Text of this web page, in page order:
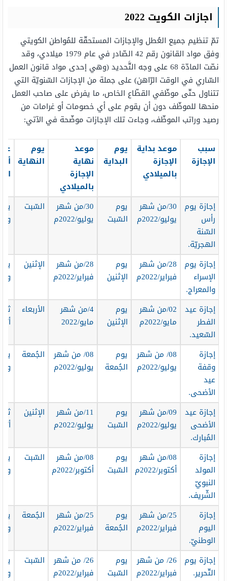
اجازات الكويت 2022
تمّ تنظيم جميع العُطل والإجازات المستحقّة للمُواطن الكويتي
وفق مواد القانون رقم 42 الصّادر في عام 1979 ميلادي، وقد
نصّت المادّة 68 على وجه التَّحديد (وهي إحدى مواد قانون العمل
السّاري في الوقت الرّاهن) على جملة من الإجازات السّنويّة التي
تتناول حتّى موظّفي القطّاع الخاص، ما يفرض على صاحب العمل
منحها للموظّف دون أن يقوم على أي خصومات أو غرامات من
رصيد وراتب الموظّف، وجاءت تلك الإجازات موضّحة في الآتي:
سبب
الإجازة
موعد بداية
الإجازة
بالميلادي
يوم
البداية
موعد
نهاية
الإجازة
بالميلادي
يوم
النهاية
إجازة يوم
رأس
السّنة
الهجريّة.
30/من شهر
يوليو/2022م
يوم
السّبت
30/من شهر
يوليو/2022م
السّبت
إجازة يوم
الإسراء
والمعراج.
28/من شهر
فبراير/2022م
يوم
الإثنين
28/من شهر
فبراير/2022م
الإثنين
إجازة عيد
الفطر
السّعيد.
02/من شهر
مايو/2022م
يوم
الإثنين
4/من شهر
مايو/2022
الأربعاء
إجازة
وقفة
عيد
الأضحى.
08/ من شهر
يوليو/2022م
يوم
الجُمعة
08/ من شهر
يوليو/2022م
الجُمعة
إجازة عيد
الأضحى
المُبارك.
09/من شهر
يوليو/2022م
يوم
السّبت
11/من شهر
يوليو/2022م
الإثنين
إجازة
المولد
النبويّ
الشّريف.
08/من شهر
أكتوبر/2022م
يوم
السّبت
08/من شهر
أكتوبر/2022م
السّبت
إجازة
اليوم
الوطنيّ.
25/من شهر
فبراير/2022م
يوم
الجُمعة
25/من شهر
فبراير/2022م
الجُمعة
إجازة يوم
التّحرير.
26/ من شهر
فبراير/2022م
يوم
السّبت
26/ من شهر
فبراير/2022م
السّبت